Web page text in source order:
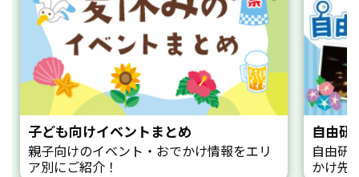
子ども向けイベントまとめ
親子向けのイベント・おでかけ情報をエリ
ア別にご紹介！
自由研
自由研
かけ先